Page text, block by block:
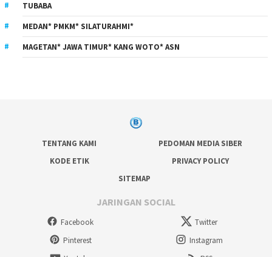
TUBABA
MEDAN* PMKM* SILATURAHMI*
MAGETAN* JAWA TIMUR* KANG WOTO* ASN
TENTANG KAMI
PEDOMAN MEDIA SIBER
KODE ETIK
PRIVACY POLICY
SITEMAP
JARINGAN SOCIAL
Facebook
Twitter
Pinterest
Instagram